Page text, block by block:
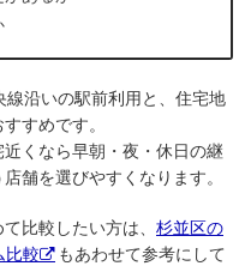
沿いの駅前利用と、住宅地
すめです。
くなら早朝・夜・休日の継
舗を選びやすくなります。
比較したい方は、 杉並区の
比較
もあわせて参考にして